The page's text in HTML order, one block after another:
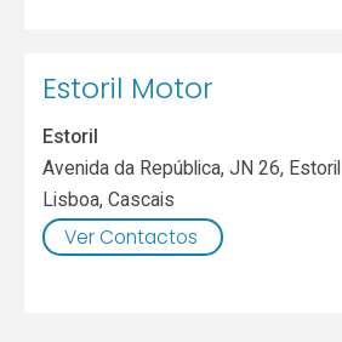
Estoril Motor
Estoril
Avenida da República, JN 26, Estoril
Lisboa,Cascais
Ver Contactos